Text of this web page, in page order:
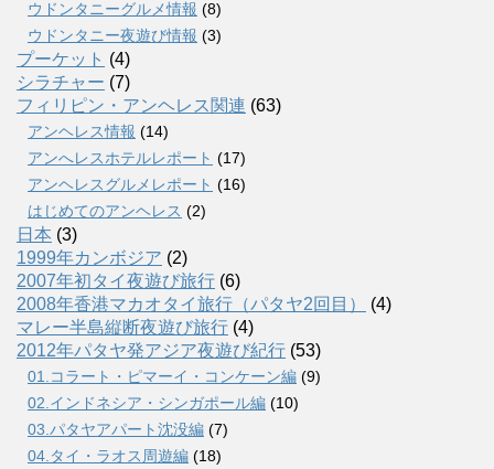
ウドンタニーグルメ情報 (8)
ウドンタニー夜遊び情報 (3)
プーケット (4)
シラチャー (7)
フィリピン・アンヘレス関連 (63)
アンヘレス情報 (14)
アンへレスホテルレポート (17)
アンヘレスグルメレポート (16)
はじめてのアンヘレス (2)
日本 (3)
1999年カンボジア (2)
2007年初タイ夜遊び旅行 (6)
2008年香港マカオタイ旅行（パタヤ2回目）
(4)
マレー半島縦断夜遊び旅行 (4)
2012年パタヤ発アジア夜遊び紀行 (53)
01.コラート・ピマーイ・コンケーン編 (9)
02.インドネシア・シンガポール編 (10)
03.パタヤアパート沈没編 (7)
04.タイ・ラオス周遊編 (18)